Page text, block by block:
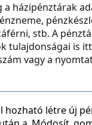
házipénztárak
stb. A
tulajdonságai is
vagy a
hozható létre új